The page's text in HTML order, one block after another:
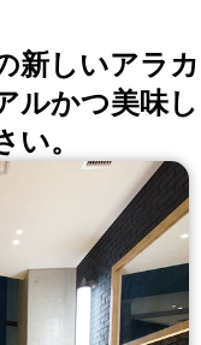
新しいアラカ
ルかつ美味し
。